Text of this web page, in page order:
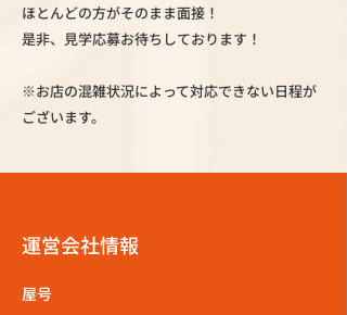
ほとんどの方がそのまま面接！
是非、見学応募お待ちしております！
※お店の混雑状況によって対応できない日程が
ございます。
運営会社情報
屋号